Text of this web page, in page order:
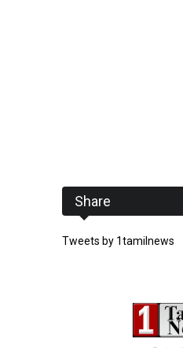
Share
Tweets by 1tamilnews